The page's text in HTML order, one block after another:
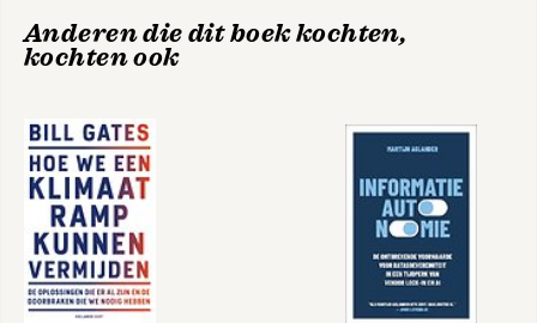
How to Avoid a
Climate Disaster
Hoe we een
klimaatramp
kunnen vermijden
Anderen die dit boek kochten,
kochten ook